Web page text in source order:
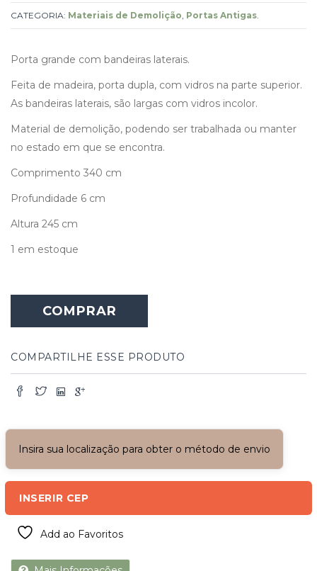
CATEGORIA: Materiais de Demolição Portas Antigas
Porta grande com bandeiras laterais.
Feita de madeira, porta dupla, com vidros na parte superior.
As bandeiras laterais, são largas com vidros incolor.
Material de demolição, podendo ser trabalhada ou manter
no estado em que se encontra.
Comprimento 340 cm
Profundidade 6 cm
Altura 245 cm
1 em estoque
COMPRAR
COMPARTILHE ESSE PRODUTO
Insira sua localização para obter o método de envio
INSERIR CEP
Add ao Favoritos